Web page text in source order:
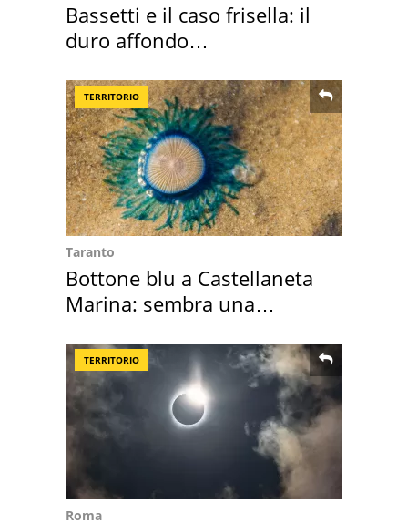
Bassetti e il caso frisella: il
duro affondo
TERRITORIO
Taranto
Bottone blu a Castellaneta
Marina: sembra una
TERRITORIO
Roma